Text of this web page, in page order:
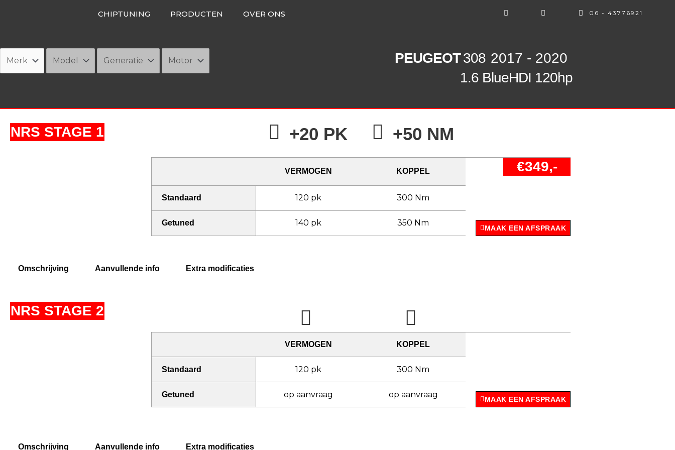
CHIPTUNING PRODUCTEN OVER ONS 06 - 43776921
PEUGEOT308 2017 - 2020
1.6 BlueHDI 120hp
NRS STAGE 1 +20 PK +50 NM
VERMOGEN KOPPEL €349,-
Standaard 120 pk 300 Nm
Getuned 140 pk 350 Nm
MAAK EEN AFSPRAAK
Omschrijving Aanvullende info Extra modificaties
NRS STAGE 2
VERMOGEN KOPPEL
Standaard 120 pk 300 Nm
Getuned op aanvraag op aanvraag
MAAK EEN AFSPRAAK
Omschrijving Aanvullende info Extra modificaties